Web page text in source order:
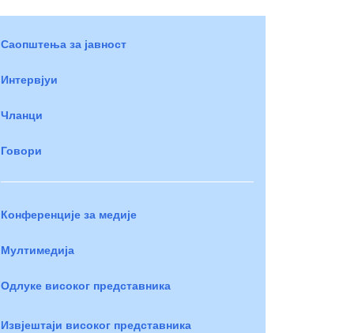
Саопштења за јавност
Интервјуи
Чланци
Говори
Конференције за медије
Мултимедија
Одлуке високог представника
Извјештаји високог представника